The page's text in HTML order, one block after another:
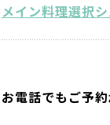
メイン料理選択
お電話でもご予